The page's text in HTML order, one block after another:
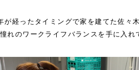
が経ったタイミングで家を建てた佐々
れのワークライフバランスを手に入れ